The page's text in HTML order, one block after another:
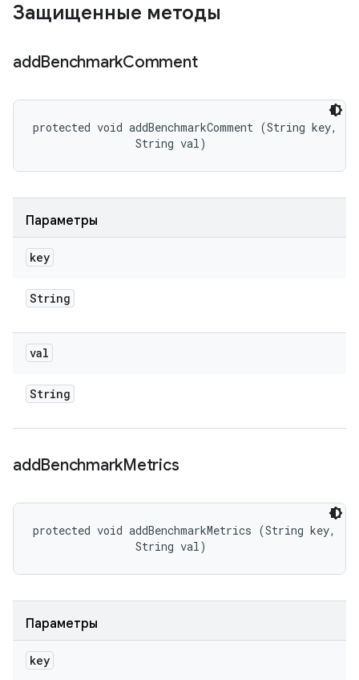
Защищенные методы
addBenchmarkComment
protected void addBenchmarkComment (String key,
                String val)
Параметры
key
String
val
String
addBenchmarkMetrics
protected void addBenchmarkMetrics (String key,
                String val)
Параметры
key